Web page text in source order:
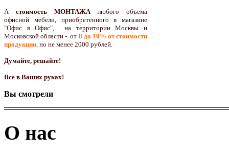
А стоимость МОНТАЖАлюбого объема
офисной мебели, приобретенного в магазине
"Офис в Офис", на территории Москвы и
Московской области - от 8 до 10% от стоимости
продукции, но не менее 2000 рублей.
Думайте, решайте!
Все в Ваших руках!
Вы смотрели
О нас